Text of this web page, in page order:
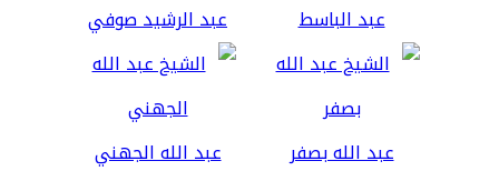
عبد الباسط عبد الرشيد صوفي
عبد الله بصفر عبد الله الجهني